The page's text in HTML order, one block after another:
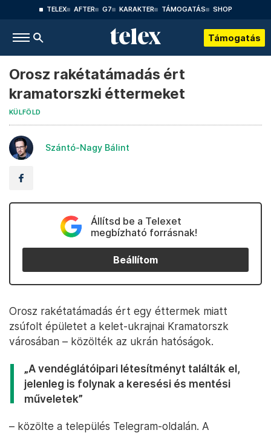
TELEX AFTER G7 KARAKTER TÁMOGATÁS SHOP
Támogatás
Orosz rakétatámadás ért
kramatorszki éttermeket
KÜLFÖLD
Szántó-Nagy Bálint
Állítsd be a Telexet
megbízható forrásnak!
Beállítom
Orosz rakétatámadás ért egy éttermek miatt
zsúfolt épületet a kelet-ukrajnai Kramatorszk
városában – közölték az ukrán hatóságok.
„A vendéglátóipari létesítményt találták el,
jelenleg is folynak a keresési és mentési
műveletek”
– közölte a település Telegram-oldalán. A